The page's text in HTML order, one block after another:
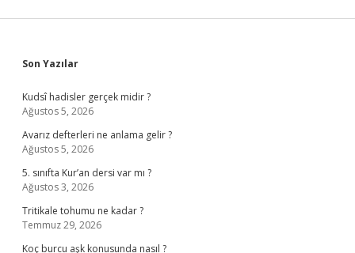
Sidebar
Son Yazılar
Kudsî hadisler gerçek midir ?
Ağustos 5, 2026
Avarız defterleri ne anlama gelir ?
Ağustos 5, 2026
5. sınıfta Kur’an dersi var mı ?
Ağustos 3, 2026
Tritikale tohumu ne kadar ?
Temmuz 29, 2026
Koç burcu aşk konusunda nasıl ?